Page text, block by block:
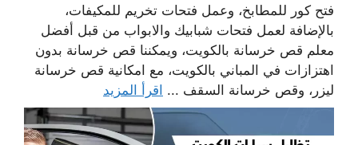
فتح كور للمطابخ، وعمل فتحات تخريم للمكيفات،
بالإضافة لعمل فتحات شبابيك والابواب من قبل أفضل
معلم قص خرسانة بالكويت، ويمكننا قص خرسانة بدون
اهتزازات في المباني بالكويت، مع امكانية قص خرسانة
ليزر، وقص خرسانة السقف ... اقرأ المزيد